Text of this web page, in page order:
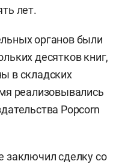
лет.
органов были
десятков книг,
в складских
реализовывались
Popcorn
заключил сделку со